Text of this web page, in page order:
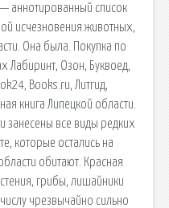
аннотированный список
исчезновения животных,
Она была. Покупка по
Лабиринт, Озон, Буквоед,
Books.ru, Литгид,
книга Липецкой области.
занесены все виды редких
которые остались на
обитают. Красная
грибы, лишайники
чрезвычайно сильно